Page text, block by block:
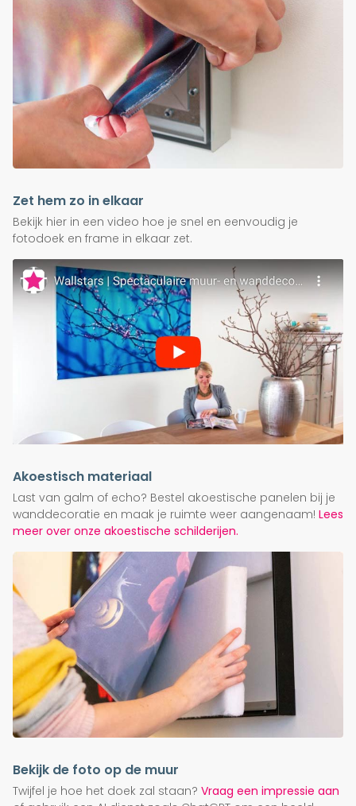
Zet hem zo in elkaar
Bekijk hier in een video hoe je snel en eenvoudig je
fotodoek en frame in elkaar zet.
Akoestisch materiaal
Last van galm of echo? Bestel akoestische panelen bij je
wanddecoratie en maak je ruimte weer aangenaam! Lees
meer over onze akoestische schilderijen.
Bekijk de foto op de muur
Twijfel je hoe het doek zal staan? Vraag een impressie aan